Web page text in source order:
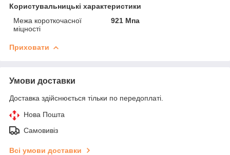
Користувальницькі характеристики
Межа короткочасної
міцності
921 Мпа
Приховати
Умови доставки
Доставка здійснюється тільки по передоплаті.
Нова Пошта
Самовивіз
Всі умови доставки